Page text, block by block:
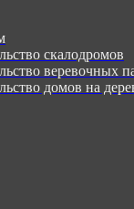
скалодромов
веревочных
домов на